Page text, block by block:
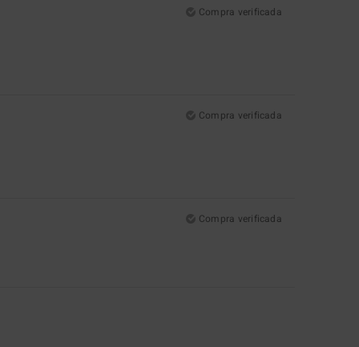
Compra verificada
Compra verificada
Compra verificada